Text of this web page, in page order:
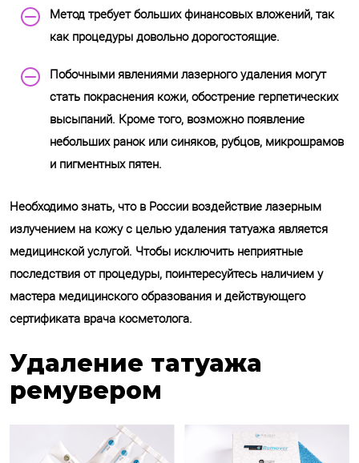
Метод требует больших финансовых вложений, так
как процедуры довольно дорогостоящие.
Побочными явлениями лазерного удаления могут
стать покраснения кожи, обострение герпетических
высыпаний. Кроме того, возможно появление
небольших ранок или синяков, рубцов, микрошрамов
и пигментных пятен.
Необходимо знать, что в России воздействие лазерным
излучением на кожу с целью удаления татуажа является
медицинской услугой. Чтобы исключить неприятные
последствия от процедуры, поинтересуйтесь наличием у
мастера медицинского образования и действующего
сертификата врача косметолога.
Удаление татуажа
ремувером